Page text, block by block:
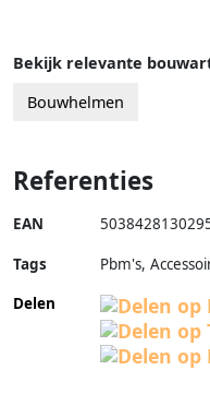
Bekijk relevante
Bouwhelmen
Referenties
EAN
Tags
Pbm's,
Delen